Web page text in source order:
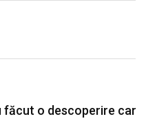
o descoperire care